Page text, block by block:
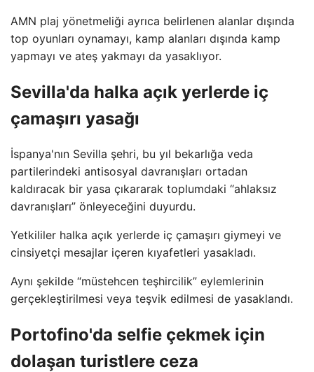
AMN plaj yönetmeliği ayrıca belirlenen alanlar dışında
top oyunları oynamayı, kamp alanları dışında kamp
yapmayı ve ateş yakmayı da yasaklıyor.
Sevilla'da halka açık yerlerde iç
çamaşırı yasağı
İspanya'nın Sevilla şehri, bu yıl bekarlığa veda
partilerindeki antisosyal davranışları ortadan
kaldıracak bir yasa çıkararak toplumdaki “ahlaksız
davranışları” önleyeceğini duyurdu.
Yetkililer halka açık yerlerde iç çamaşırı giymeyi ve
cinsiyetçi mesajlar içeren kıyafetleri yasakladı.
Aynı şekilde “müstehcen teşhircilik” eylemlerinin
gerçekleştirilmesi veya teşvik edilmesi de yasaklandı.
Portofino'da selfie çekmek için
dolaşan turistlere ceza